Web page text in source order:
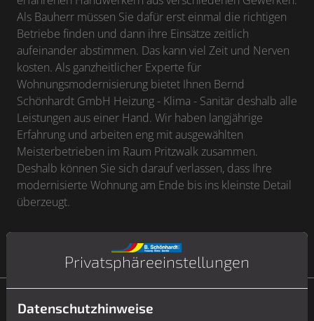
Als Bauherr müssen Sie dafür erst einmal die richtigen
Betriebe finden und dann ihre Einsätze zeitlich
aufeinander abstimmen. Das kann viel Zeit und Nerven
kosten. Als ganzheitlicher Experte für
Wohnungsmodernisierung bietet Ihnen Bernd
Schönhardt GmbH Heizung - Klima - Sanitär deshalb alle
Leistungen aus einer Hand. Wir haben langjährige
Erfahrung und arbeiten eng mit ausgewählten
Meisterbetrieben im Raum Pritzwalk zusammen.
Deshalb können Sie sich darauf verlassen, dass Ihre
modernisierte Wohnung am Ende bis ins kleinste Detail
überzeugt.
Privatsphäre­einstellungen
Datenschutzhinweise